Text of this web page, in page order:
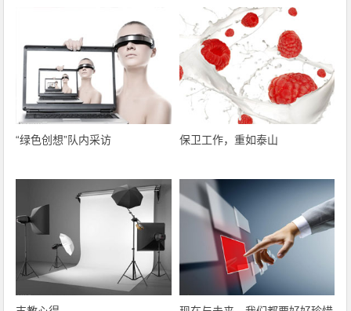
“绿色创想”队内采访 保卫工作，重如泰山